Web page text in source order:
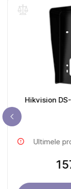
Hikvision
Ultimele